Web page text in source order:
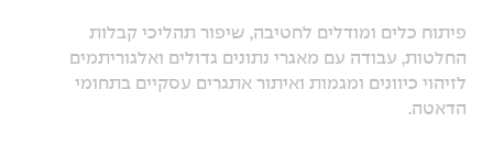
פיתוח כלים ומודלים לחטיבה, שיפור תהליכי קבלות
החלטות, עבודה עם מאגרי נתונים גדולים ואלגוריתמים
לזיהוי כיוונים ומגמות ואיתור אתגרים עסקיים בתחומי
הדאטה.